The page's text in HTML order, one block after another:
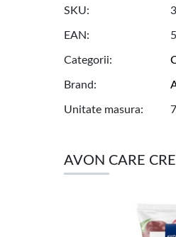
SKU
EAN
Categorii
Brand
Unitate masura
AVON CARE